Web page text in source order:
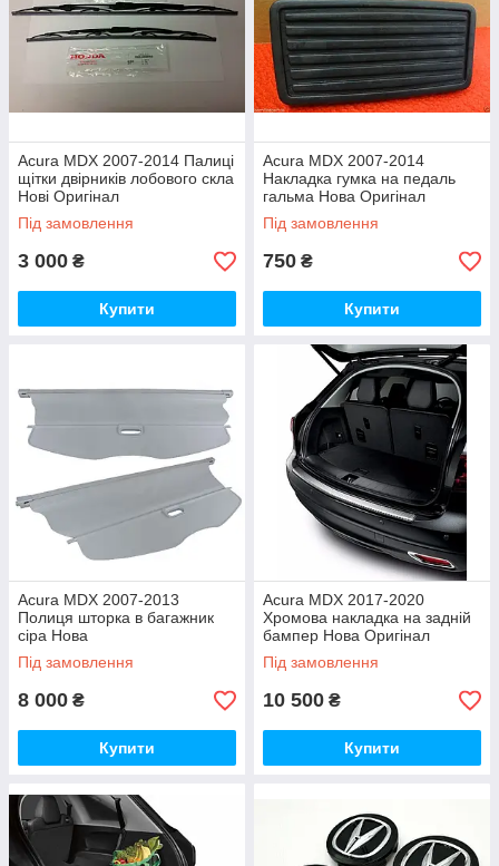
Acura MDX 2007-2014 Палиці
щітки двірників лобового скла
Нові Оригінал
Під замовлення
3 000 ₴
Купити
Acura MDX 2007-2014
Накладка гумка на педаль
гальма Нова Оригінал
Під замовлення
750 ₴
Купити
Acura MDX 2007-2013
Полиця шторка в багажник
сіра Нова
Під замовлення
8 000 ₴
Купити
Acura MDX 2017-2020
Хромова накладка на задній
бампер Нова Оригінал
Під замовлення
10 500 ₴
Купити